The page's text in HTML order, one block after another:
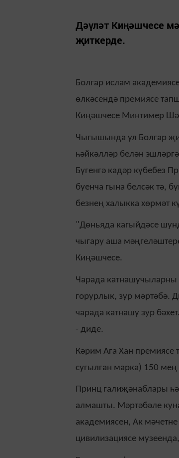
Дәүләт Киңәшчесе
җиткерде.
Болгар ислам
өлкәсендә премиясе
Киңәшчесе Минтимер
Чыгышында ул Болгар
һәйкәлләр белән
Бүгенгә кадәр күбебез
буенча гына белсәк тә,
безнең халыкка хөрмәт
"Дөньяда кагыйдәсе
чыгару аша
Киңәшчесе.
Чарада
горурлык, зур мәртәбә.
чарада катнашу зур
- диде.
Кәрим Ага Хан премиясе
сугылган марка) 150
Принц галиҗәнаблары
алмашты. Мәртәбәле
академиясен, Ак мәчетне
цивилизациясе